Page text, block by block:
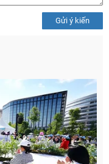
Gửi ý kiến